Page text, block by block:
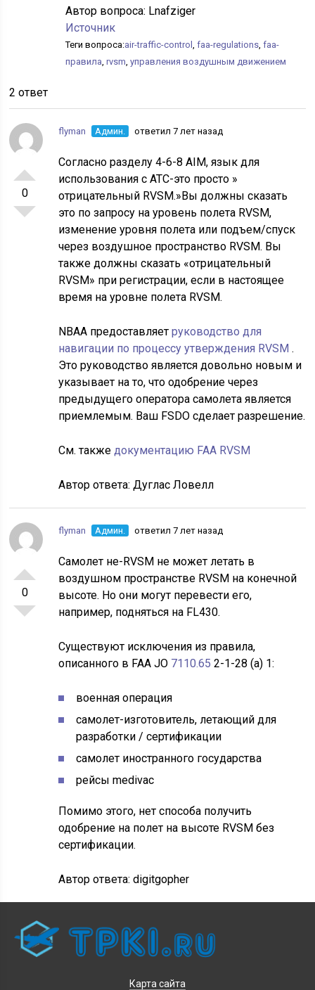
Автор вопроса: Lnafziger
Источник
Теги вопроса:air-traffic-control,faa-regulations,faa-
правила,rvsm,управления воздушным движением
2 ответ
0
flyman Админ. ответил 7 лет назад
Согласно разделу 4-6-8 AIM, язык для
использования с ATC-это просто »
отрицательный RVSM.»Вы должны сказать
это по запросу на уровень полета RVSM,
изменение уровня полета или подъем/спуск
через воздушное пространство RVSM. Вы
также должны сказать «отрицательный
RVSM» при регистрации, если в настоящее
время на уровне полета RVSM.
NBAA предоставляетруководство для
навигации по процессу утверждения RVSM.
Это руководство является довольно новым и
указывает на то, что одобрение через
предыдущего оператора самолета является
приемлемым. Ваш FSDO сделает разрешение.
См. такжедокументацию FAA RVSM
Автор ответа:Дуглас Ловелл
0
flyman Админ. ответил 7 лет назад
Самолет не-RVSM не может летать в
воздушном пространстве RVSM на конечной
высоте. Но они могут перевести его,
например, подняться на FL430.
Существуют исключения из правила,
описанного в FAA JO 7110.652-1-28 (a) 1:
военная операция
самолет-изготовитель, летающий для
разработки / сертификации
самолет иностранного государства
рейсы medivac
Помимо этого, нет способа получить
одобрение на полет на высоте RVSM без
сертификации.
Автор ответа:digitgopher
Карта сайта